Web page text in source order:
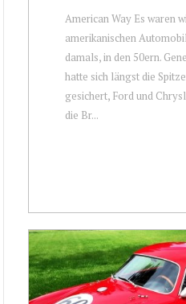
American Way Es waren
amerikanischen
damals, in den 50ern.
hatte sich längst die
gesichert, Ford und
die Br...